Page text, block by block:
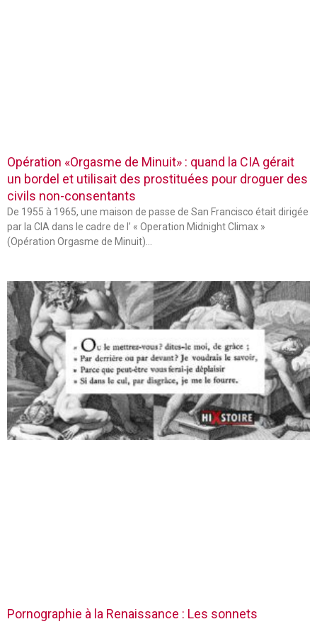
Opération «Orgasme de Minuit» : quand la CIA gérait
un bordel et utilisait des prostituées pour droguer des
civils non-consentants
De 1955 à 1965, une maison de passe de San Francisco était dirigée
par la CIA dans le cadre de l’ « Operation Midnight Climax »
(Opération Orgasme de Minuit)…
Pornographie à la Renaissance : Les sonnets